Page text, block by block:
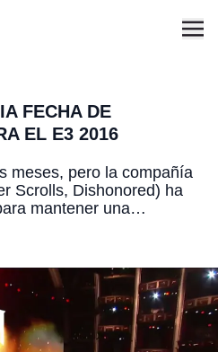
FECHA DE
EL E3 2016
meses, pero la compañía
Scrolls, Dishonored) ha
mantener una
12 de Junio a la
este año. La
[…]